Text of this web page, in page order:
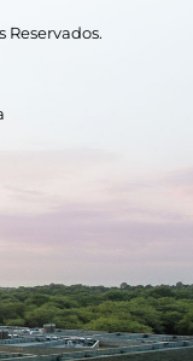
Reservados.